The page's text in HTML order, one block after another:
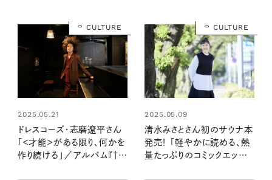
CULTURE
2025.05.21
ドレスコーズ・志磨遼平さん
「＜才能＞がある限り、何かを
作り続ける」／アルバム『†』
CULTURE
2025.05.09
清水みさとさん初のサウナ本
発売！ 「軽やかに読める、熱
量たっぷりのコミックエッセイ